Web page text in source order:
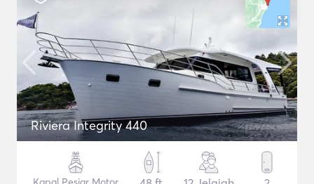
Riviera Integrity 440